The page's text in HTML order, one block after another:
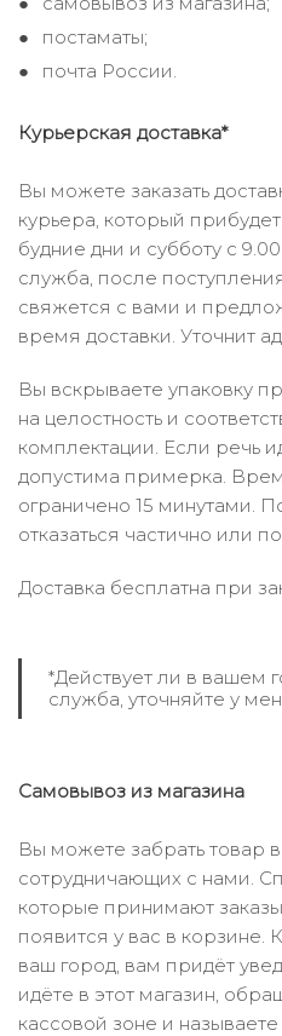
постаматы;
почта России.
Курьерская доставка*
Вы можете заказать
курьера, который
будние дни и субботу с
служба, после
свяжется с вами и
время доставки. Уточнит
Вы вскрываете упаковку
на целостность и
комплектации. Если речь
допустима примерка.
ограничено 15 минутами.
отказаться частично или
Доставка бесплатна при
*Действует ли в вашем
служба, уточняйте у
Самовывоз из магазина
Вы можете забрать товар
сотрудничающих с нами.
которые принимают
появится у вас в корзине.
ваш город, вам придёт
идёте в этот магазин,
кассовой зоне и